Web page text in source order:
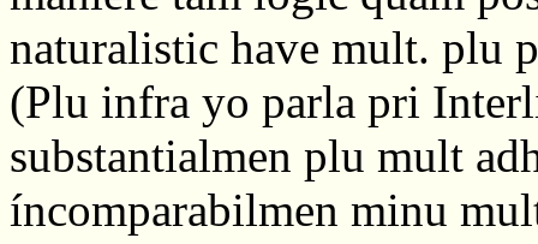
naturalistic have mult. plu
(Plu infra yo parla pri
substantialmen plu mult
íncomparabilmen minu